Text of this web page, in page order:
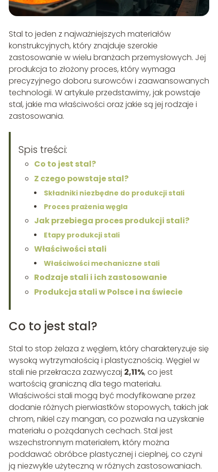
Stal to jeden z najważniejszych materiałów
konstrukcyjnych, który znajduje szerokie
zastosowanie w wielu branżach przemysłowych. Jej
produkcja to złożony proces, który wymaga
precyzyjnego doboru surowców i zaawansowanych
technologii. W artykule przedstawimy, jak powstaje
stal, jakie ma właściwości oraz jakie są jej rodzaje i
zastosowania.
Spis treści:
Co to jest stal?
Z czego powstaje stal?
Składniki niezbędne do produkcji stali
Proces prażenia węgla
Jak przebiega proces produkcji stali?
Etapy produkcji stali
Właściwości stali
Właściwości mechaniczne stali
Rodzaje stali i ich zastosowanie
Produkcja stali w Polsce i na świecie
Co to jest stal?
Stal to stop żelaza z węglem, który charakteryzuje się
wysoką wytrzymałością i plastycznością. Węgiel w
stali nie przekracza zazwyczaj 2,11%, co jest
wartością graniczną dla tego materiału.
Właściwości stali mogą być modyfikowane przez
dodanie różnych pierwiastków stopowych, takich jak
chrom, nikiel czy mangan, co pozwala na uzyskanie
materiału o pożądanych cechach. Stal jest
wszechstronnym materiałem, który można
poddawać obróbce plastycznej i cieplnej, co czyni
ją niezwykle użyteczną w różnych zastosowaniach.